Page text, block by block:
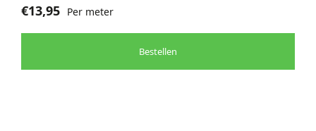
€13,95 Per meter
Bestellen